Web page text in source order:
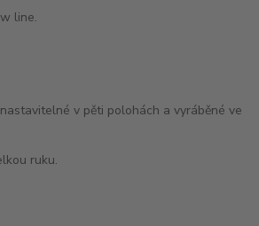
line.
v pěti polohách a vyráběné ve
ruku.